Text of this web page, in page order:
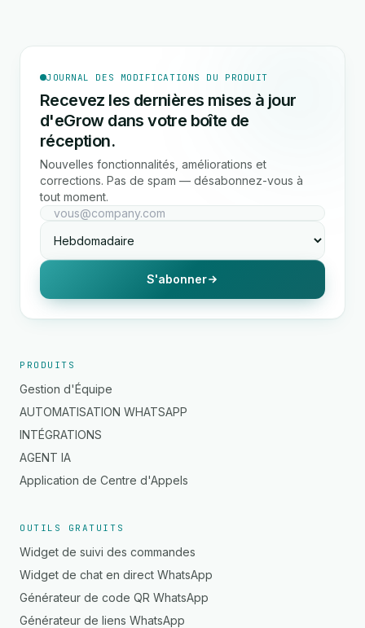
JOURNAL DES MODIFICATIONS DU PRODUIT
Recevez les dernières mises à jour
d'eGrow dans votre boîte de
réception.
Nouvelles fonctionnalités, améliorations et
corrections. Pas de spam — désabonnez-vous à
tout moment.
S'abonner
PRODUITS
Gestion d'Équipe
AUTOMATISATION WHATSAPP
INTÉGRATIONS
AGENT IA
Application de Centre d'Appels
OUTILS GRATUITS
Widget de suivi des commandes
Widget de chat en direct WhatsApp
Générateur de code QR WhatsApp
Générateur de liens WhatsApp